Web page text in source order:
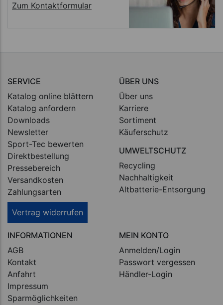
Zum Kontaktformular
SERVICE
Katalog online blättern
Katalog anfordern
Downloads
Newsletter
Sport-Tec bewerten
Direktbestellung
Pressebereich
Versandkosten
Zahlungsarten
Vertrag widerrufen
ÜBER UNS
Über uns
Karriere
Sortiment
Käuferschutz
UMWELTSCHUTZ
Recycling
Nachhaltigkeit
Altbatterie-Entsorgung
INFORMATIONEN
AGB
Kontakt
Anfahrt
Impressum
Sparmöglichkeiten
MEIN KONTO
Anmelden/Login
Passwort vergessen
Händler-Login